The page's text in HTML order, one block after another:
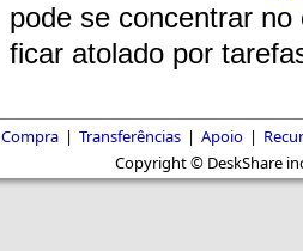
pode se concentrar
ficar atolado por
Compra | Transferências | Apoio |
Copyright © DeskShare